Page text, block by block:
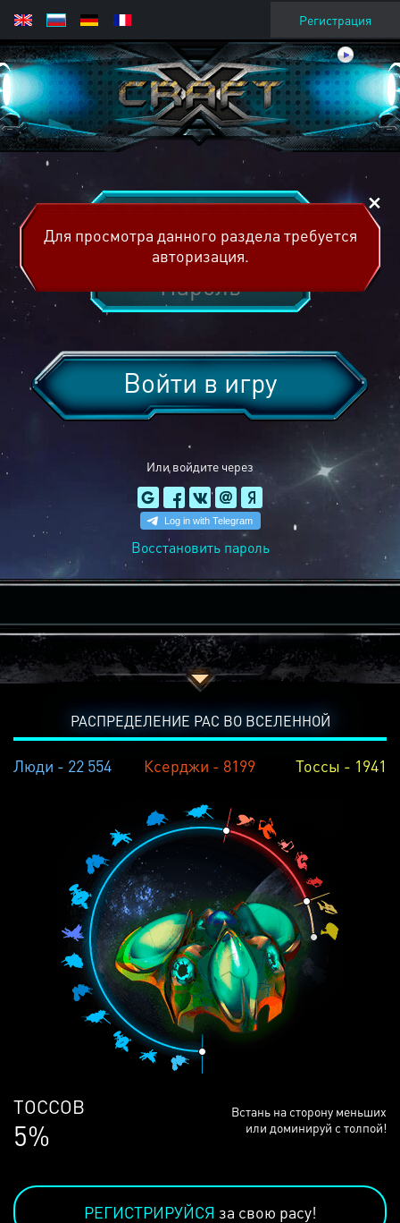
Регистрация
Или войдите через
Войти в игру
Восстановить пароль
Для просмотра данного раздела требуется
авторизация.
РАСПРЕДЕЛЕНИЕ РАС ВО ВСЕЛЕННОЙ
Люди - 22 554 Ксерджи - 8199 Тоссы - 1941
ЛЮДЕЙ
68%
Встань на сторону меньших
или доминируй с толпой!
РЕГИСТРИРУЙСЯ за свою расу!